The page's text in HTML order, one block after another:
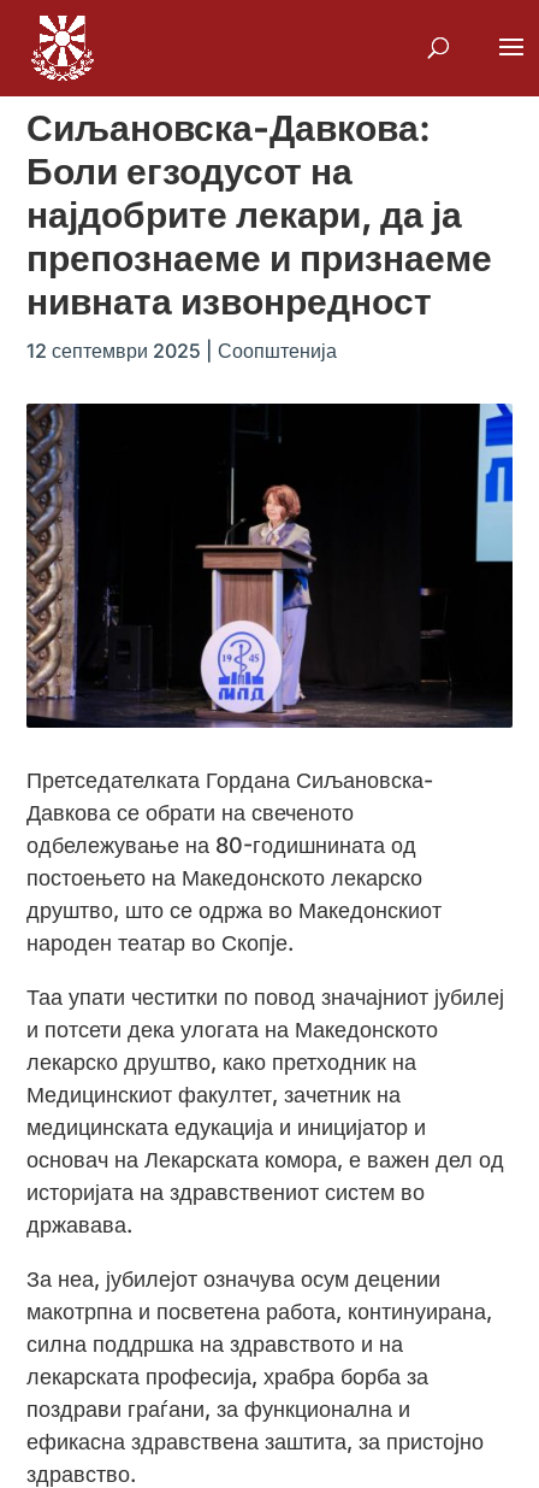
Сиљановска-Давкова:
Боли егзодусот на
најдобрите лекари, да ја
препознаеме и признаеме
нивната извонредност
12 септември 2025 |Соопштенија
Претседателката Гордана Сиљановска-
Давкова се обрати на свеченото
одбележување на 80-годишнината од
постоењето на Македонското лекарско
друштво, што се одржа во Македонскиот
народен театар во Скопје.
Таа упати честитки по повод значајниот јубилеј
и потсети дека улогата на Македонското
лекарско друштво, како претходник на
Медицинскиот факултет, зачетник на
медицинската едукација и иницијатор и
основач на Лекарската комора, е важен дел од
историјата на здравствениот систем во
државава.
За неа, јубилејот означува осум децении
макотрпна и посветена работа, континуирана,
силна поддршка на здравството и на
лекарската професија, храбра борба за
поздрави граѓани, за функционална и
ефикасна здравствена заштита, за пристојно
здравство.